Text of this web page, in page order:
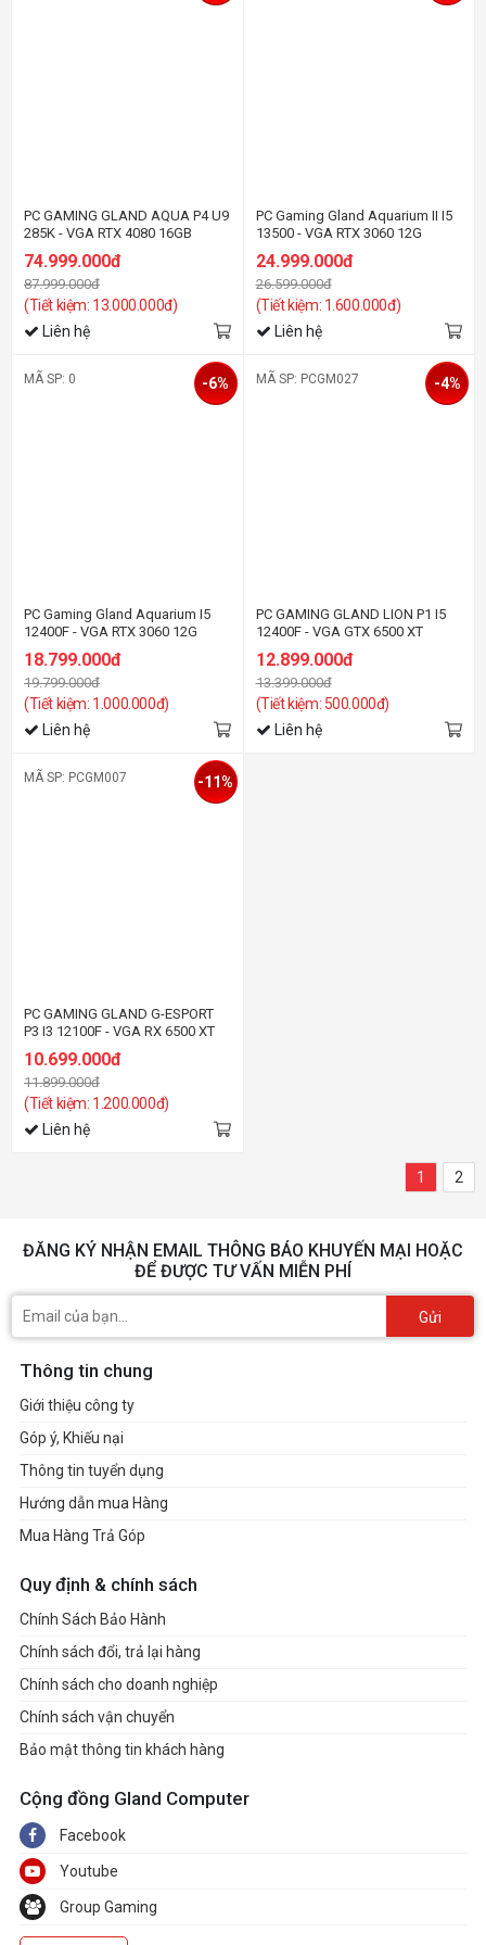
PC GAMING GLAND AQUA P4 U9
285K - VGA RTX 4080 16GB
74.999.000đ
87.999.000đ
(Tiết kiệm: 13.000.000đ)
Liên hệ
PC Gaming Gland Aquarium II I5
13500 - VGA RTX 3060 12G
24.999.000đ
26.599.000đ
(Tiết kiệm: 1.600.000đ)
Liên hệ
MÃ SP: 0
PC Gaming Gland Aquarium I5
12400F - VGA RTX 3060 12G
18.799.000đ
19.799.000đ
(Tiết kiệm: 1.000.000đ)
-6%
Liên hệ
MÃ SP: PCGM027
PC GAMING GLAND LION P1 I5
12400F - VGA GTX 6500 XT
12.899.000đ
13.399.000đ
(Tiết kiệm: 500.000đ)
-4%
Liên hệ
MÃ SP: PCGM007
PC GAMING GLAND G-ESPORT
P3 I3 12100F - VGA RX 6500 XT
10.699.000đ
11.899.000đ
(Tiết kiệm: 1.200.000đ)
-11%
Liên hệ
1 2
ĐĂNG KÝ NHẬN EMAIL THÔNG BÁO KHUYẾN MẠI HOẶC
ĐỂ ĐƯỢC TƯ VẤN MIỄN PHÍ
Gửi
Thông tin chung
Giới thiệu công ty
Góp ý, Khiếu nại
Thông tin tuyển dụng
Hướng dẫn mua Hàng
Mua Hàng Trả Góp
Quy định & chính sách
Chính Sách Bảo Hành
Chính sách đổi, trả lại hàng
Chính sách cho doanh nghiệp
Chính sách vận chuyển
Bảo mật thông tin khách hàng
Cộng đồng Gland Computer
Facebook
Youtube
Group Gaming